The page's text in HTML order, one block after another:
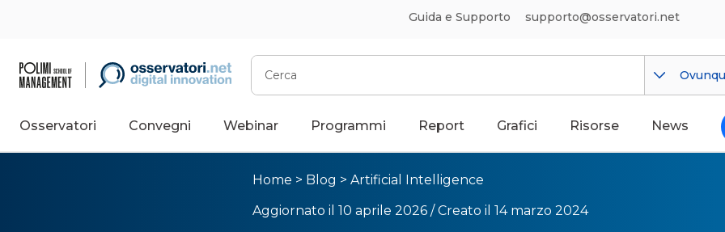
Guida e Supporto supporto@osservatori.net
Cerca
Osservatori Convegni Webinar Programmi Report Grafici Risorse News
Home > Blog > Artificial Intelligence
Aggiornato il 10 aprile 2026 / Creato il 14 marzo 2024